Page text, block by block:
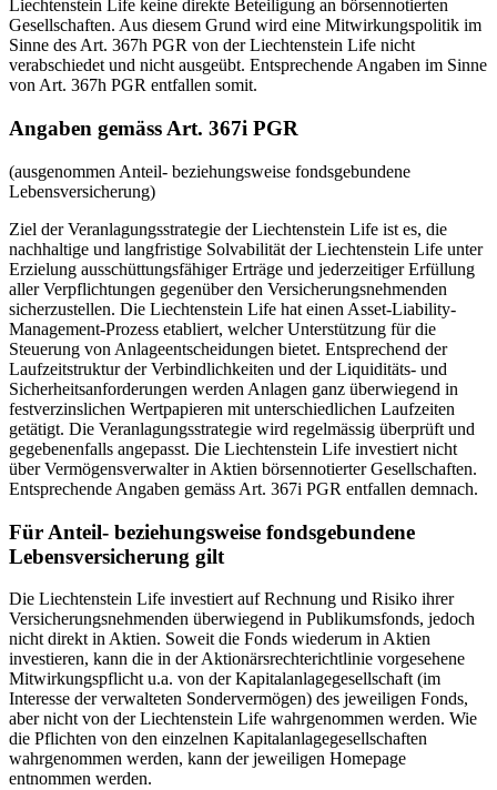
Liechtenstein Life keine direkte Beteiligung an börsennotierten
Gesellschaften. Aus diesem Grund wird eine Mitwirkungspolitik im
Sinne des Art. 367h PGR von der Liechtenstein Life nicht
verabschiedet und nicht ausgeübt. Entsprechende Angaben im Sinne
von Art. 367h PGR entfallen somit.
Angaben gemäss Art. 367i PGR
(ausgenommen Anteil- beziehungsweise fondsgebundene
Lebensversicherung)
Ziel der Veranlagungsstrategie der Liechtenstein Life ist es, die
nachhaltige und langfristige Solvabilität der Liechtenstein Life unter
Erzielung ausschüttungsfähiger Erträge und jederzeitiger Erfüllung
aller Verpflichtungen gegenüber den Versicherungsnehmenden
sicherzustellen. Die Liechtenstein Life hat einen Asset-Liability-
Management-Prozess etabliert, welcher Unterstützung für die
Steuerung von Anlageentscheidungen bietet. Entsprechend der
Laufzeitstruktur der Verbindlichkeiten und der Liquiditäts- und
Sicherheitsanforderungen werden Anlagen ganz überwiegend in
festverzinslichen Wertpapieren mit unterschiedlichen Laufzeiten
getätigt. Die Veranlagungsstrategie wird regelmässig überprüft und
gegebenenfalls angepasst. Die Liechtenstein Life investiert nicht
über Vermögensverwalter in Aktien börsennotierter Gesellschaften.
Entsprechende Angaben gemäss Art. 367i PGR entfallen demnach.
Für Anteil- beziehungsweise fondsgebundene
Lebensversicherung gilt
Die Liechtenstein Life investiert auf Rechnung und Risiko ihrer
Versicherungsnehmenden überwiegend in Publikumsfonds, jedoch
nicht direkt in Aktien. Soweit die Fonds wiederum in Aktien
investieren, kann die in der Aktionärsrechterichtlinie vorgesehene
Mitwirkungspflicht u.a. von der Kapitalanlagegesellschaft (im
Interesse der verwalteten Sondervermögen) des jeweiligen Fonds,
aber nicht von der Liechtenstein Life wahrgenommen werden. Wie
die Pflichten von den einzelnen Kapitalanlagegesellschaften
wahrgenommen werden, kann der jeweiligen Homepage
entnommen werden.